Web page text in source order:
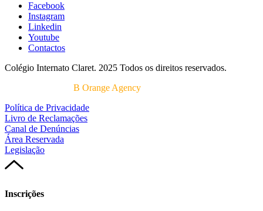
Facebook
Instagram
Linkedin
Youtube
Contactos
Colégio Internato Claret. 2025 Todos os direitos reservados.
B Orange Agency
Política de Privacidade
Livro de Reclamações
Canal de Denúncias
Área Reservada
Legislação
Inscrições